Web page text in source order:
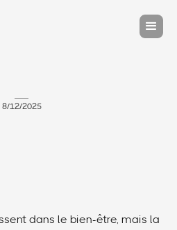
8/12/2025
dans le bien-être, mais la